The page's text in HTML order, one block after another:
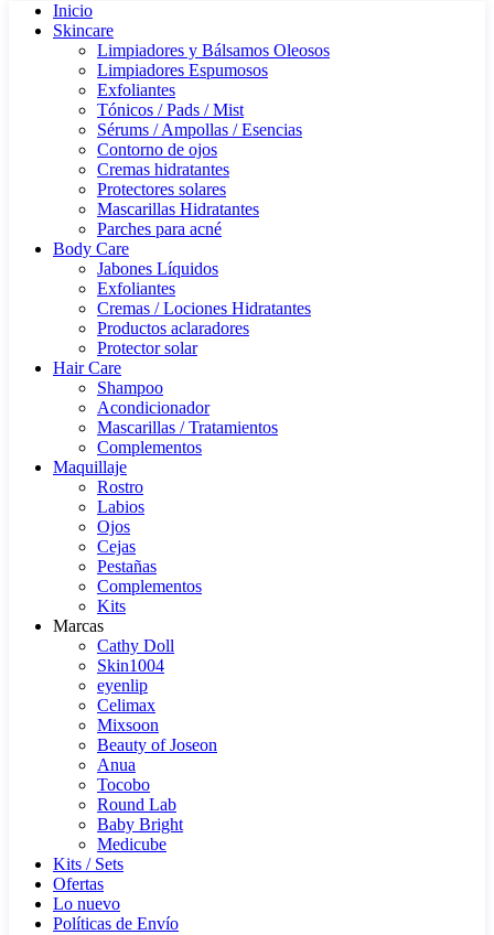
Inicio
Skincare
Limpiadores y Bálsamos Oleosos
Limpiadores Espumosos
Exfoliantes
Tónicos / Pads / Mist
Sérums / Ampollas / Esencias
Contorno de ojos
Cremas hidratantes
Protectores solares
Mascarillas Hidratantes
Parches para acné
Body Care
Jabones Líquidos
Exfoliantes
Cremas / Lociones Hidratantes
Productos aclaradores
Protector solar
Hair Care
Shampoo
Acondicionador
Mascarillas / Tratamientos
Complementos
Maquillaje
Rostro
Labios
Ojos
Cejas
Pestañas
Complementos
Kits
Marcas
Cathy Doll
Skin1004
eyenlip
Celimax
Mixsoon
Beauty of Joseon
Anua
Tocobo
Round Lab
Baby Bright
Medicube
Kits / Sets
Ofertas
Lo nuevo
Políticas de Envío